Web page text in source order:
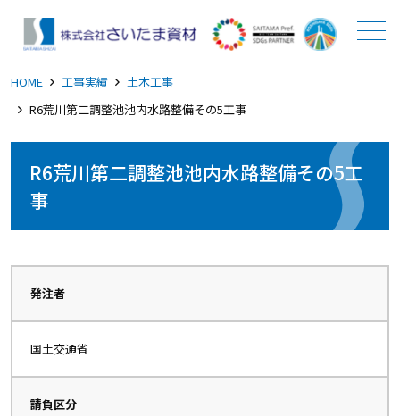
メニュー
HOME 工事実績
土木工事
R6荒川第二調整池池内水路整備その5工事
R6荒川第二調整池池内水路整備その5工
事
発注者
国土交通省
請負区分